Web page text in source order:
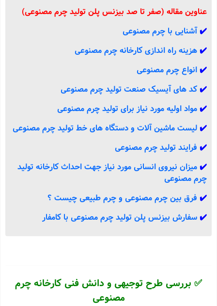
عناوین مقاله (صفر تا صد بیزنس پلن تولید چرم مصنوعی)
✔️آشنایی با چرم مصنوعی
✔️هزینه راه اندازی کارخانه چرم مصنوعی
✔️انواع چرم مصنوعی
✔️کد های آیسیک صنعت تولید چرم مصنوعی
✔️مواد اولیه مورد نیاز برای تولید چرم مصنوعی
✔️لیست ماشین آلات و دستگاه های خط تولید چرم مصنوعی
✔️ فرایند تولید چرم مصنوعی
✔️میزان نیروی انسانی مورد نیاز جهت احداث کارخانه تولید
چرم مصنوعی
✔️ فرق بین چرم مصنوعی و چرم طبیعی چیست ؟
✔️سفارش بیزنس پلن تولید چرم مصنوعی با کامفار
✅ بررسی طرح توجیهی و دانش فنی کارخانه چرم
مصنوعی